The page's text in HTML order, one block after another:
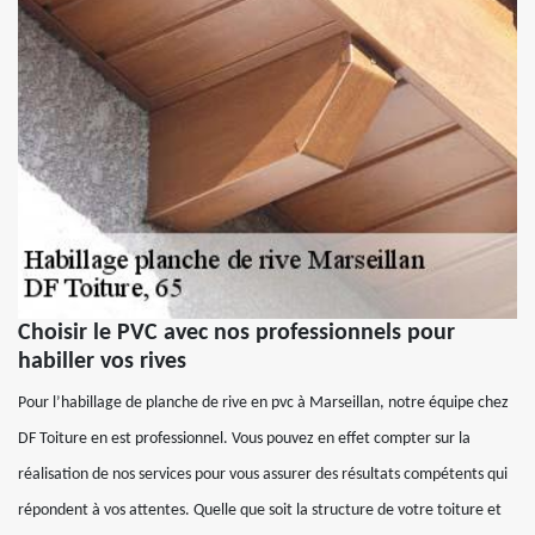
Choisir le PVC avec nos professionnels pour
habiller vos rives
Pour l’habillage de planche de rive en pvc à Marseillan, notre équipe chez
DF Toiture en est professionnel. Vous pouvez en effet compter sur la
réalisation de nos services pour vous assurer des résultats compétents qui
répondent à vos attentes. Quelle que soit la structure de votre toiture et